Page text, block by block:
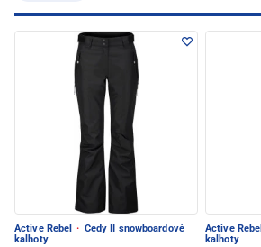
Active Rebel · Cedy II snowboardové
kalhoty
Active Rebel
kalhoty